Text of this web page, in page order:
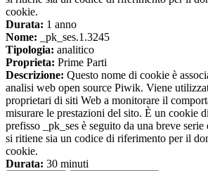
cookie.
Durata: 1 anno
Nome: _pk_ses.1.3245
Tipologia: analitico
Proprieta: Prime Parti
Descrizione: Questo nome di cookie è
analisi web open source Piwik. Viene
proprietari di siti Web a monitorare il
misurare le prestazioni del sito. È un cookie
prefisso _pk_ses è seguito da una breve
si ritiene sia un codice di riferimento per il
cookie.
Durata: 30 minuti